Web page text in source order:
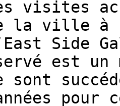
visites
la ville à
Side
est